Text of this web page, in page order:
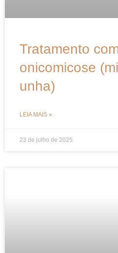
Tratamento
onicomicose
unha)
LEIA MAIS »
23 de julho de 2025